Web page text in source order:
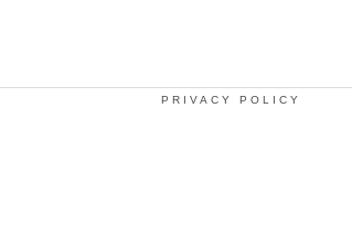
PRIVACY POLICY